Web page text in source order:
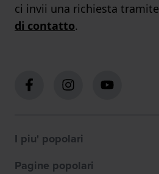
ci invii una richiesta tramite
di contatto.
I piu' popolari
Pagine popolari